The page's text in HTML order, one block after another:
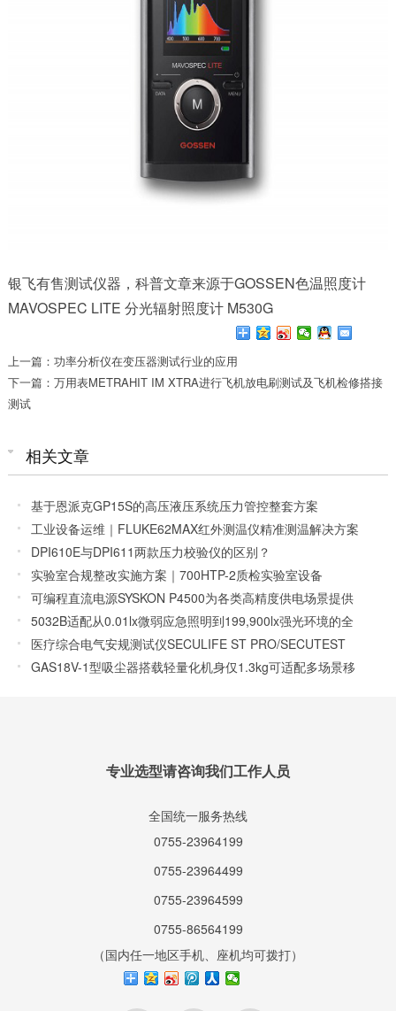
银飞有售测试仪器 ，科普文章来源于GOSSEN色温照度计
MAVOSPEC LITE 分光辐射照度计 M530G
上一篇：功率分析仪在变压器测试行业的应用
下一篇：万用表METRAHIT IM XTRA进行飞机放电刷测试及飞机检修搭接
测试
相关文章
基于恩派克GP15S的高压液压系统压力管控整套方案
工业设备运维｜FLUKE62MAX红外测温仪精准测温解决方案
DPI610E与DPI611两款压力校验仪的区别？
实验室合规整改实施方案｜700HTP-2质检实验室设备
CMA/CNAS合规配置落地指南
可编程直流电源SYSKON P4500为各类高精度供电场景提供
更优质的解决方案
5032B适配从0.01lx微弱应急照明到199,900lx强光环境的全
场景测量
医疗综合电气安规测试仪SECULIFE ST PRO/SECUTEST
SIII+对医疗器械和设备进行电气安全测试
GAS18V-1型吸尘器搭载轻量化机身仅1.3kg可适配多场景移
专业选型请咨询我们工作人员
全国统一服务热线
0755-23964199
0755-23964499
0755-23964599
0755-86564199
（国内任一地区手机、座机均可拨打）